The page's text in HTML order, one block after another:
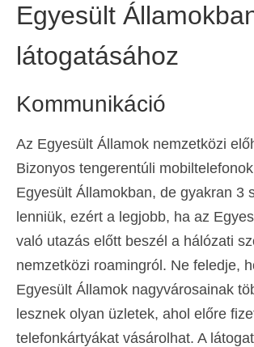
Egyesült
látogatásához
Kommunikáció
Az Egyesült Államok nemzetközi
Bizonyos tengerentúli
Egyesült Államokban, de gyakran 3
lenniük, ezért a legjobb, ha az
való utazás előtt beszél a hálózati
nemzetközi roamingról. Ne feledje,
Egyesült Államok nagyvárosainak
lesznek olyan üzletek, ahol előre
telefonkártyákat vásárolhat. A